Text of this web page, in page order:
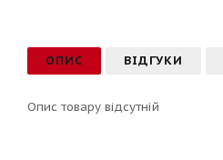
ОПИС ВІДГУКИ
Опис товару відсутній